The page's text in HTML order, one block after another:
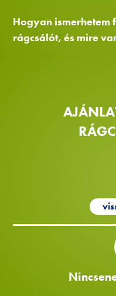
Hogyan ismerhetem
rágcsálót, és mire